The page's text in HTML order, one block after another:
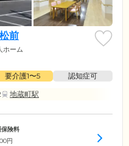
前
ホーム
要介護1〜5
認知症可
地蔵町駅
保険料
円